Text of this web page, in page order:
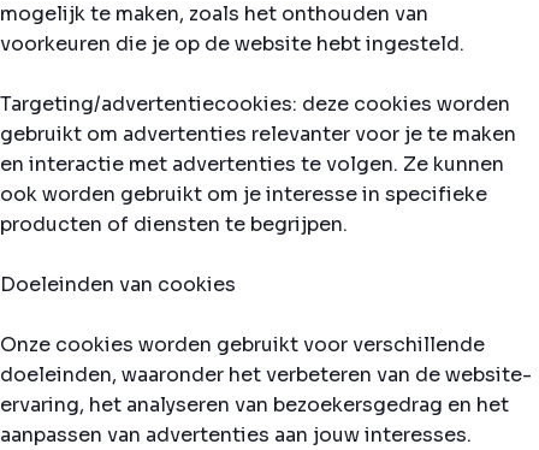
mogelijk te maken, zoals het onthouden van
voorkeuren die je op de website hebt ingesteld.
Targeting/advertentiecookies: deze cookies worden
gebruikt om advertenties relevanter voor je te maken
en interactie met advertenties te volgen. Ze kunnen
ook worden gebruikt om je interesse in specifieke
producten of diensten te begrijpen.
Doeleinden van cookies
Onze cookies worden gebruikt voor verschillende
doeleinden, waaronder het verbeteren van de website-
ervaring, het analyseren van bezoekersgedrag en het
aanpassen van advertenties aan jouw interesses.